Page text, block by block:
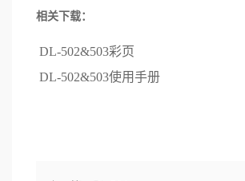
相关下载：
DL-502&503彩页
DL-502&503使用手册